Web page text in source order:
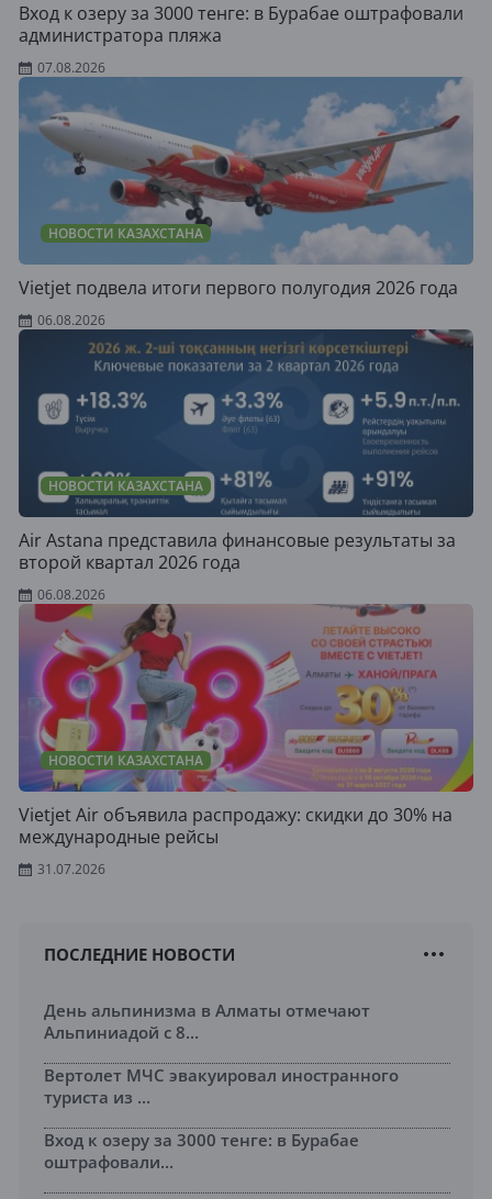
Вход к озеру за 3000 тенге: в Бурабае оштрафовали
администратора пляжа
07.08.2026
НОВОСТИ КАЗАХСТАНА
Vietjet подвела итоги первого полугодия 2026 года
06.08.2026
НОВОСТИ КАЗАХСТАНА
Air Astana представила финансовые результаты за
второй квартал 2026 года
06.08.2026
НОВОСТИ КАЗАХСТАНА
Vietjet Air объявила распродажу: скидки до 30% на
международные рейсы
31.07.2026
ПОСЛЕДНИЕ НОВОСТИ
День альпинизма в Алматы отмечают
Альпиниадой с 8...
Вертолет МЧС эвакуировал иностранного
туриста из ...
Вход к озеру за 3000 тенге: в Бурабае
оштрафовали...